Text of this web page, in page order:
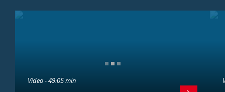
Video - 49:05 min